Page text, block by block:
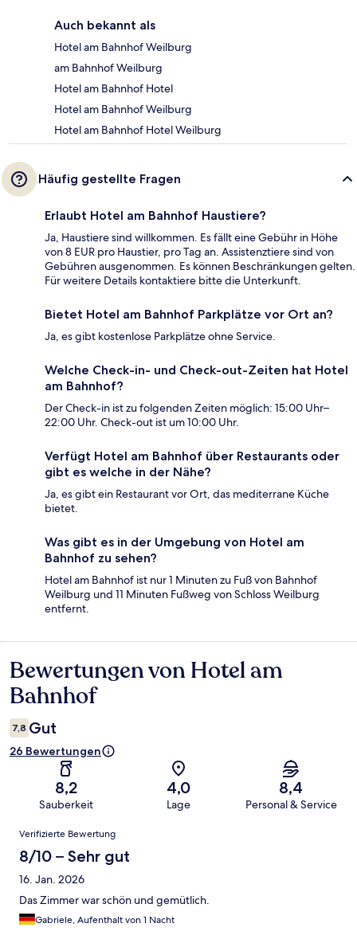
Auch bekannt als
Hotel am Bahnhof Weilburg
am Bahnhof Weilburg
Hotel am Bahnhof Hotel
Hotel am Bahnhof Weilburg
Hotel am Bahnhof Hotel Weilburg
Häufig gestellte Fragen
Erlaubt Hotel am Bahnhof Haustiere?
Ja, Haustiere sind willkommen. Es fällt eine Gebühr in Höhe
von 8 EUR pro Haustier, pro Tag an. Assistenztiere sind von
Gebühren ausgenommen. Es können Beschränkungen gelten.
Für weitere Details kontaktiere bitte die Unterkunft.
Bietet Hotel am Bahnhof Parkplätze vor Ort an?
Ja, es gibt kostenlose Parkplätze ohne Service.
Welche Check-in- und Check-out-Zeiten hat Hotel
am Bahnhof?
Der Check-in ist zu folgenden Zeiten möglich: 15:00 Uhr–
22:00 Uhr. Check-out ist um 10:00 Uhr.
Verfügt Hotel am Bahnhof über Restaurants oder
gibt es welche in der Nähe?
Ja, es gibt ein Restaurant vor Ort, das mediterrane Küche
bietet.
Was gibt es in der Umgebung von Hotel am
Bahnhof zu sehen?
Hotel am Bahnhof ist nur 1 Minuten zu Fuß von Bahnhof
Weilburg und 11 Minuten Fußweg von Schloss Weilburg
entfernt.
Bewertungen
Bewertungen von Hotel am
Bahnhof
7,8 Gut
26 Bewertungen
8,2
Sauberkeit
4,0
Lage
8,4
Personal & Service
Bewertungen
Verifizierte Bewertung
8/10 – Sehr gut
16. Jan. 2026
Das Zimmer war schön und gemütlich.
Gabriele, Aufenthalt von 1 Nacht